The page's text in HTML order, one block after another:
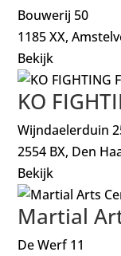
Bouwerij 50
1185 XX,
Bekijk
KO
Wijndaelerduin
2554 BX, Den
Bekijk
Martial
De Werf 11